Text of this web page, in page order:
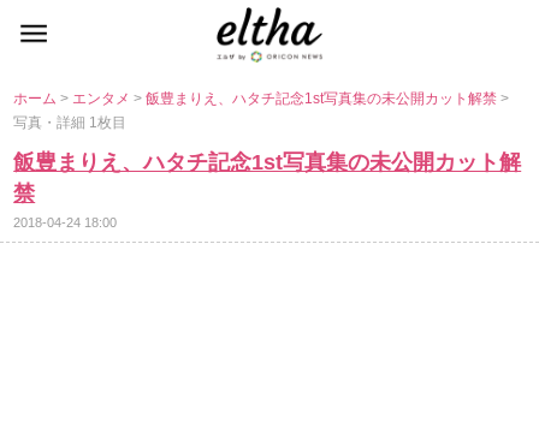
ホーム> エンタメ>飯豊まりえ、ハタチ記念1st写真集の未公開カット解禁>
写真・詳細 1枚目
飯豊まりえ、ハタチ記念1st写真集の未公開カット解
禁
2018-04-24 18:00